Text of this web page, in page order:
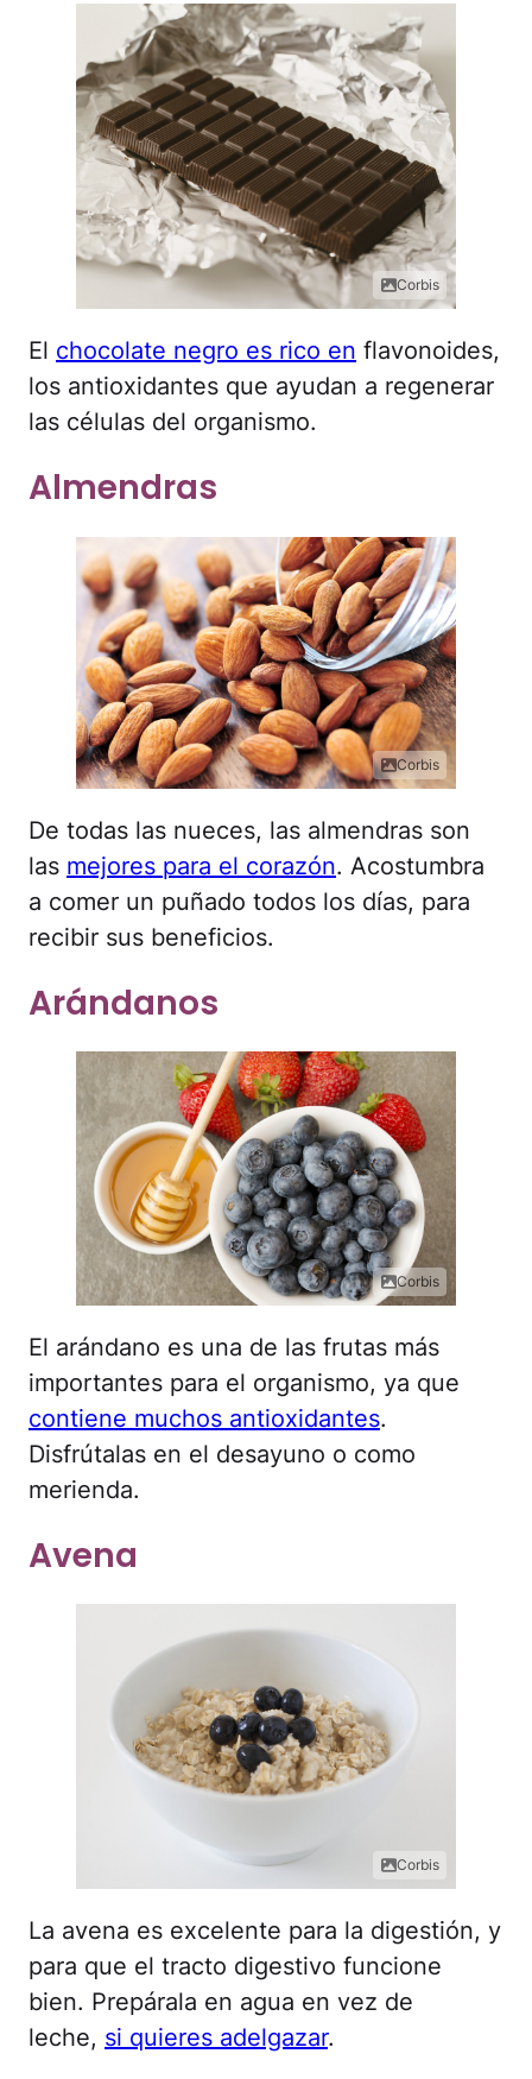
Corbis
El chocolate negro es rico en flavonoides,
los antioxidantes que ayudan a regenerar
las células del organismo.
Almendras
Corbis
De todas las nueces, las almendras son
las mejores para el corazón. Acostumbra
a comer un puñado todos los días, para
recibir sus beneficios.
Arándanos
Corbis
El arándano es una de las frutas más
importantes para el organismo, ya que
contiene muchos antioxidantes.
Disfrútalas en el desayuno o como
merienda.
Avena
Corbis
La avena es excelente para la digestión, y
para que el tracto digestivo funcione
bien. Prepárala en agua en vez de
leche, si quieres adelgazar.